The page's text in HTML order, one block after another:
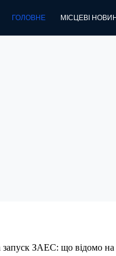
ГОЛОВНЕ МІСЦЕВІ
ЗАЕС: що відомо на